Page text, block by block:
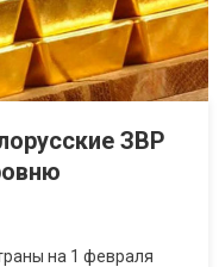
ЗВР
на 1 февраля